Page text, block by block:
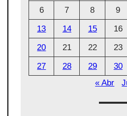
6
7 8 9
13
14 15 16
20
21 22 23
27
28 29 30
« Abr